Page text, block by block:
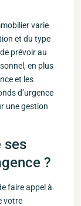
varie
et du type
prévoir au
en‌ plus
et les
d’urgence
une gestion⁢
ses
?
faire ‍appel à⁤
votre